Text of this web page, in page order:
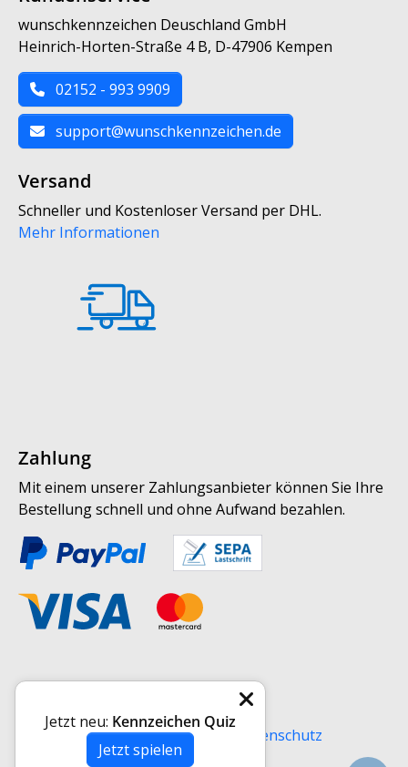
wunschkennzeichen Deuschland GmbH
Heinrich-Horten-Straße 4 B, D-47906 Kempen
02152 - 993 9909
support@wunschkennzeichen.de
Versand
Schneller und Kostenloser Versand per DHL.
Mehr Informationen
Zahlung
Mit einem unserer Zahlungsanbieter können Sie Ihre
Bestellung schnell und ohne Aufwand bezahlen.
Versand AGB Impressum
Datenschutz
Widerrufsrecht
Jetzt neu: Kennzeichen Quiz
Jetzt spielen